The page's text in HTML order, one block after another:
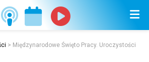
> Międzynarodowe Święto Pracy. Uroczystości